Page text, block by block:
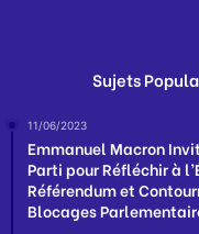
Sujets
11/06/2023
Emmanuel Macron
Parti pour Réfléchir à
Référendum et
Blocages